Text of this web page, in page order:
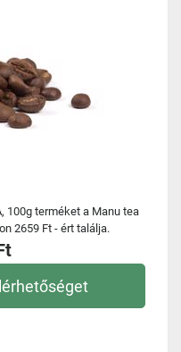
100g terméket a Manu tea
2659 Ft - ért találja.